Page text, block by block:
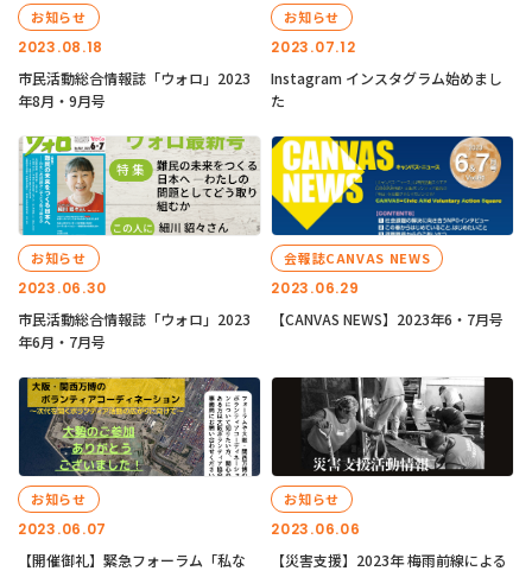
2023.08.18
お知らせ
市民活動総合情報誌「ウォロ」2023
年8月・9月号
2023.07.12
お知らせ
Instagram インスタグラム始めまし
た
2023.06.30
お知らせ
市民活動総合情報誌「ウォロ」2023
年6月・7月号
2023.06.29
会報誌CANVAS NEWS
【CANVAS NEWS】2023年6・7月号
2023.06.07
お知らせ
【開催御礼】緊急フォーラム「私な
2023.06.06
お知らせ
【災害支援】2023年 梅雨前線による